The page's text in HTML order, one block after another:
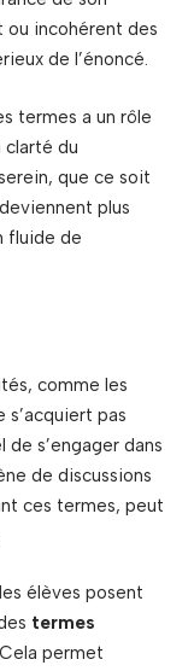
ou incohérent des
de l’énoncé.
termes a un rôle
clarté du
que ce soit
plus
fluide de
comme les
s’acquiert pas
s’engager dans
de discussions
ces termes, peut
élèves posent
termes
permet